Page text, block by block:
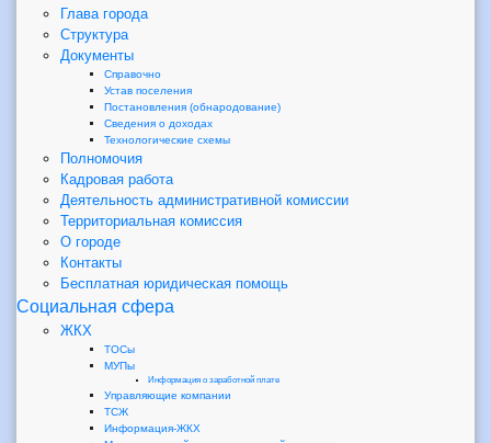
Глава города
Структура
Документы
Справочно
Устав поселения
Постановления (обнародование)
Сведения о доходах
Технологические схемы
Полномочия
Кадровая работа
Деятельность административной комиссии
Территориальная комиссия
О городе
Контакты
Бесплатная юридическая помощь
Социальная сфера
ЖКХ
ТОСы
МУПы
Информация о заработной плате
Управляющие компании
ТСЖ
Информация-ЖКХ